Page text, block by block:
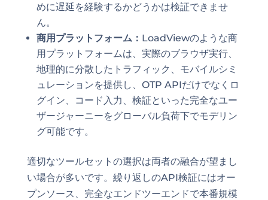
めに遅延を経験するかどうかは検証できませ
ん。
商用プラットフォーム： LoadViewのような商
用プラットフォームは、実際のブラウザ実行、
地理的に分散したトラフィック、モバイルシミ
ュレーションを提供し、OTP APIだけでなくロ
グイン、コード入力、検証といった完全なユー
ザージャーニーをグローバル負荷下でモデリン
グ可能です。
適切なツールセットの選択は両者の融合が望まし
い場合が多いです。繰り返しのAPI検証にはオー
プンソース、完全なエンドツーエンドで本番規模